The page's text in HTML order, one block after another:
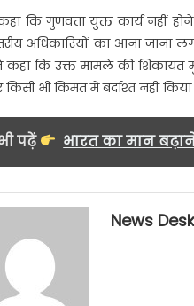
कि गुणवत्ता युक्त कार्य नहीं
अधिकारियों का आना जाना
कि उक्त मामले की शिकायत
किसी भी किमत में बर्दाश्त नहीं किया
पढ़ें भारत का मान
News